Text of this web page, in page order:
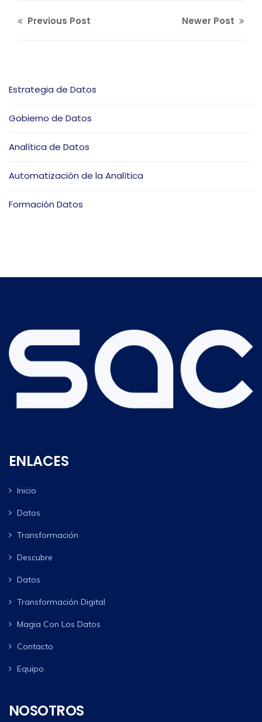
Previous Post Newer Post
Estrategia de Datos
Gobierno de Datos
Analítica de Datos
Automatización de la Analítica
Formación Datos
ENLACES
Inicio
Datos
Transformación
Descubre
Datos
Transformación Digital
Magia Con Los Datos
Contacto
Equipo
NOSOTROS